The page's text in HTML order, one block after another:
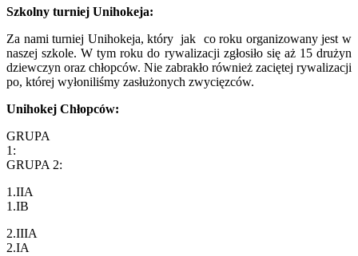
Szkolny turniej Unihokeja:
Za nami turniej Unihokeja, który jak co roku organizowany jest w
naszej szkole. W tym roku do rywalizacji zgłosiło się aż 15 drużyn
dziewczyn oraz chłopców. Nie zabrakło również zaciętej rywalizacji
po, której wyłoniliśmy zasłużonych zwycięzców.
Unihokej Chłopców:
GRUPA
GRUPA 2:
1.IB
2.IA